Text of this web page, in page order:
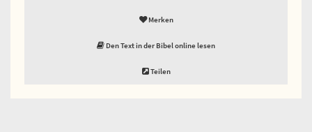
Merken
Den Text in der Bibel online lesen
Teilen